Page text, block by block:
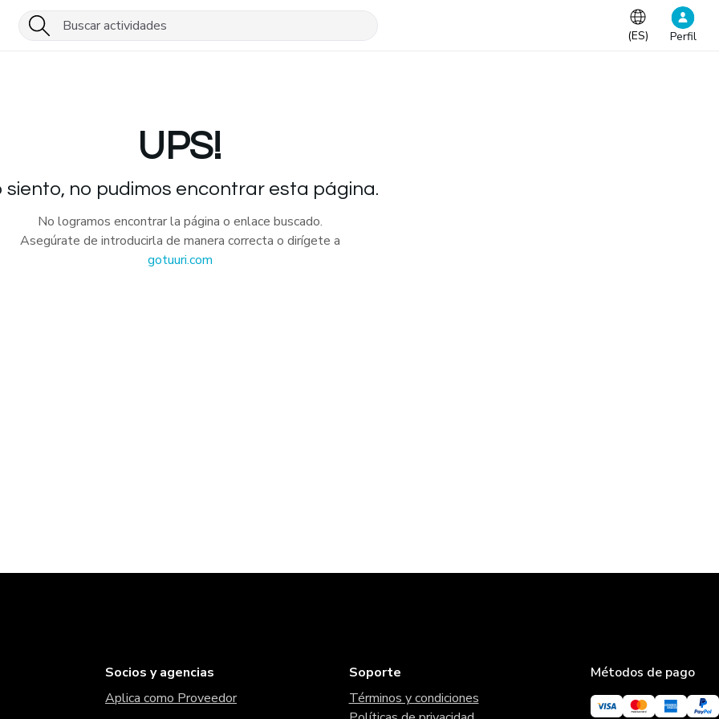
(ES) Perfil
UPS!
siento, no pudimos encontrar esta página.
No logramos encontrar la página o enlace buscado.
Asegúrate de introducirla de manera correcta o dirígete a
gotuuri.com
Socios y agencias
Aplica como Proveedor
Soporte
Términos y condiciones
Métodos de pago